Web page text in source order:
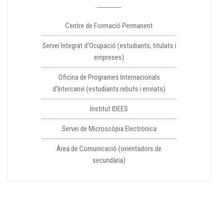
Centre de Formació Permanent
Servei Integrat d'Ocupació (estudiants, titulats i
empreses)
Oficina de Programes Internacionals
d'Intercanvi (estudiants rebuts i enviats)
Institut IDEES
Servei de Microscòpia Electrònica
Àrea de Comunicació (orientadors de
secundària)